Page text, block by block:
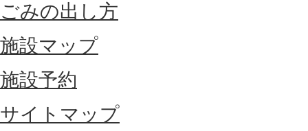
ごみの出し方
施設マップ
施設予約
サイトマップ